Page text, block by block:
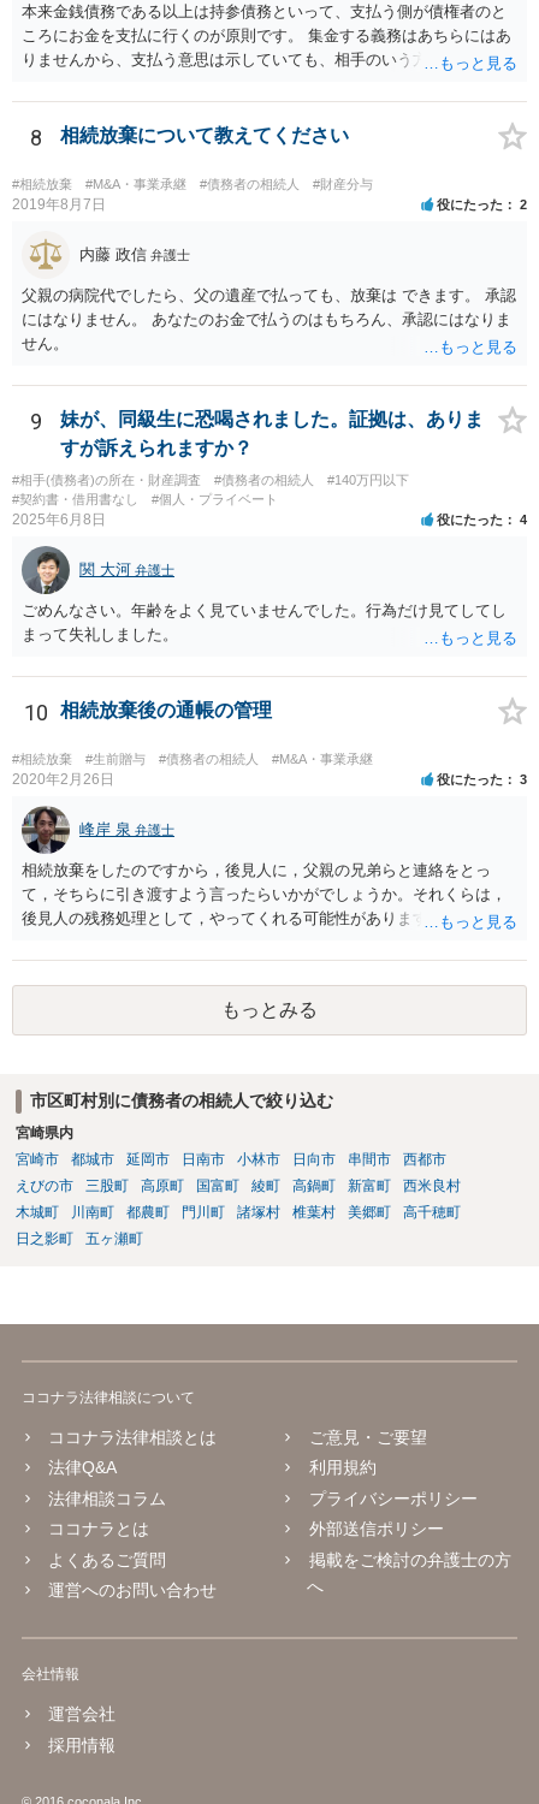
本来金銭債務である以上は持参債務といって、支払う側が債権者のと
ころにお金を支払に行くのが原則です。 集金する義務はあちらにはあ
りませんから、支払う意思は示していても、相手のいう方法で支払わ
るかと思います。
8 相続放棄について教えてください
#相続放棄 #M&A・事業承継 #債務者の相続人 #財産分与
2019年8月7日 役にたった 2
内藤 政信 弁護士
父親の病院代でしたら、父の遺産で払っても、放棄は できます。 承認
にはなりません。 あなたのお金で払うのはもちろん、承認にはなりま
せん。
9
妹が、同級生に恐喝されました。証拠は、ありま
すが訴えられますか？
#相手(債務者)の所在・財産調査 #債務者の相続人
#140万円以下
#契約書・借用書なし
#個人・プライベート
2025年6月8日 役にたった 4
関 大河 弁護士
ごめんなさい。年齢をよく見ていませんでした。行為だけ見てしてし
まって失礼しました。
10 相続放棄後の通帳の管理
#相続放棄 #生前贈与 #債務者の相続人 #M&A・事業承継
2020年2月26日 役にたった 3
峰岸 泉 弁護士
相続放棄をしたのですから，後見人に，父親の兄弟らと連絡をとっ
て，そちらに引き渡すよう言ったらいかがでしょうか。それくらは，
後見人の残務処理として，やってくれる可能性があります。 ただ，通
もっとみる
市区町村別に債務者の相続人で絞り込む
宮崎県内
宮崎市
都城市 延岡市 日南市 小林市 日向市 串間市
西都市
えびの市
三股町 高原町 国富町 綾町 高鍋町 新富町
西米良村
木城町
川南町 都農町 門川町 諸塚村 椎葉村 美郷町
高千穂町
日之影町
五ヶ瀬町
ココナラ法律相談について
ココナラ法律相談とは
法律Q&A
法律相談コラム
ココナラとは
よくあるご質問
運営へのお問い合わせ
ご意見・ご要望
利用規約
プライバシーポリシー
外部送信ポリシー
掲載をご検討の弁護士の方
へ
会社情報
運営会社
採用情報